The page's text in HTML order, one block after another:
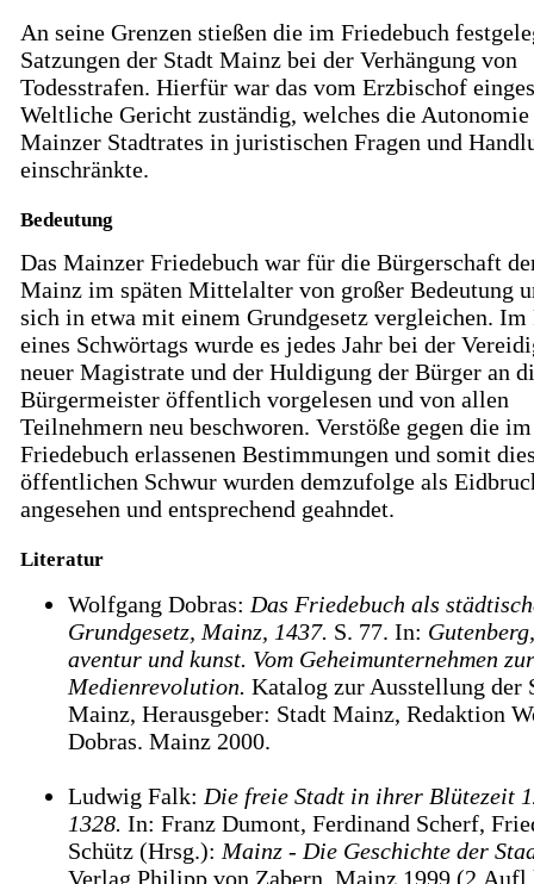
An seine Grenzen stießen die im Friedebuch
Satzungen der Stadt Mainz bei der Verhängung von
Todesstrafen. Hierfür war das vom Erzbischof
Weltliche Gericht zuständig, welches die Autonomie
Mainzer Stadtrates in juristischen Fragen und
einschränkte.
Bedeutung
Das Mainzer Friedebuch war für die Bürgerschaft
Mainz im späten Mittelalter von großer Bedeutung
sich in etwa mit einem Grundgesetz vergleichen. Im
eines Schwörtags wurde es jedes Jahr bei der
neuer Magistrate und der Huldigung der Bürger an
Bürgermeister öffentlich vorgelesen und von allen
Teilnehmern neu beschworen. Verstöße gegen die im
Friedebuch erlassenen Bestimmungen und somit
öffentlichen Schwur wurden demzufolge als
angesehen und entsprechend geahndet.
Literatur
Wolfgang Dobras: Das Friedebuch als
Grundgesetz, Mainz, 1437. S. 77. In: Gutenberg,
aventur und kunst. Vom Geheimunternehmen
Medienrevolution. Katalog zur Ausstellung der
Mainz, Herausgeber: Stadt Mainz, Redaktion
Dobras. Mainz 2000.
Ludwig Falk: Die freie Stadt in ihrer Blütezeit
1328. In: Franz Dumont, Ferdinand Scherf,
Schütz (Hrsg.): Mainz - Die Geschichte der
Verlag Philipp von Zabern, Mainz 1999